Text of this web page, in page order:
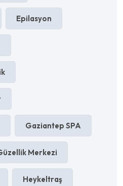
Epilasyon
Gaziantep SPA
Merkezi
Heykeltraş